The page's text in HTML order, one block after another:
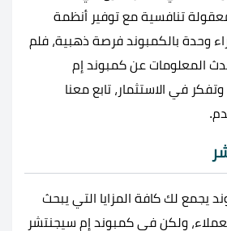
تنافسية مع توفير أنظمة
وحدة بالكمبوند فرصة ذهبية، فلم
المعلومات عن كمبوند إم
في الاستثمار، تابع معنا
يجمع لك كافة المزايا التي يبحث
ولكن في كمبوند إم سيجنتشر